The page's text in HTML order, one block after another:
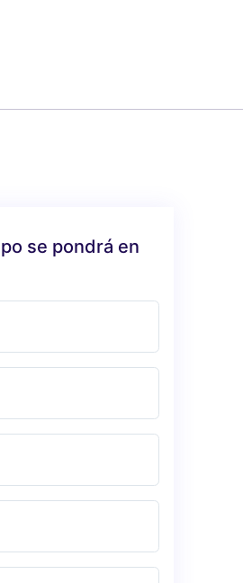
se pondrá en